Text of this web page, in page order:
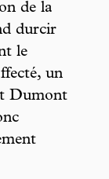
de la
durcir
le
un
Dumont